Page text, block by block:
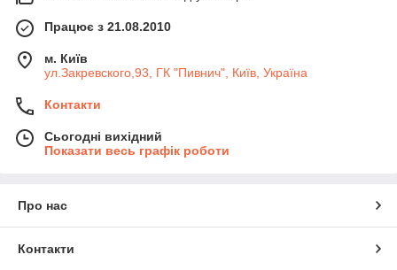
Працює з 21.08.2010
м. Київ
ул.Закревского,93, ГК "Пивнич", Київ, Україна
Контакти
Сьогодні вихідний
Показати весь графік роботи
Про нас
Контакти